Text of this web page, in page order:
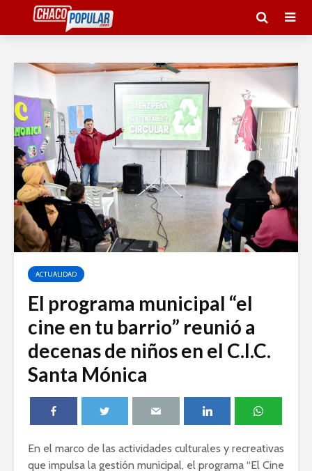
ACTUALIDAD
El programa municipal “el
cine en tu barrio” reunió a
decenas de niños en el C.I.C.
Santa Mónica
En el marco de las actividades culturales y recreativas
que impulsa la gestión municipal, el programa “El Cine